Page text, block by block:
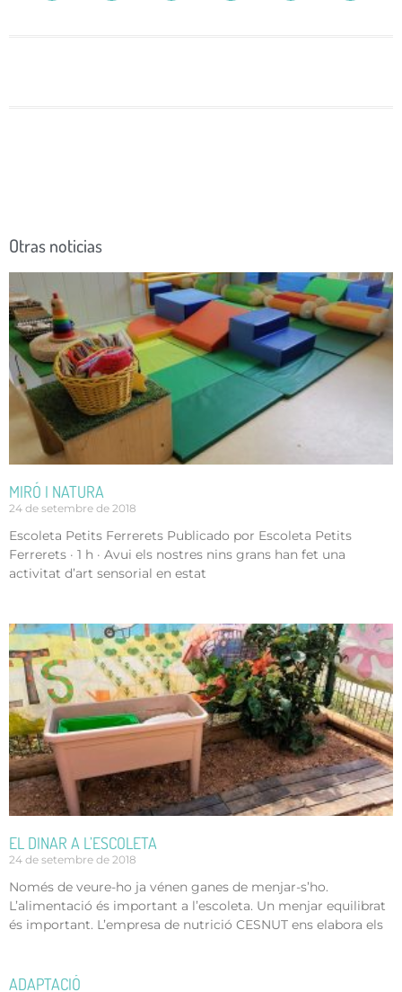
Otras noticias
MIRÓ I NATURA
24 de setembre de 2018
Escoleta Petits Ferrerets Publicado por Escoleta Petits
Ferrerets · 1 h · Avui els nostres nins grans han fet una
activitat d’art sensorial en estat
EL DINAR A L’ESCOLETA
24 de setembre de 2018
Només de veure-ho ja vénen ganes de menjar-s’ho.
L’alimentació és important a l’escoleta. Un menjar equilibrat
és important. L’empresa de nutrició CESNUT ens elabora els
ADAPTACIÓ